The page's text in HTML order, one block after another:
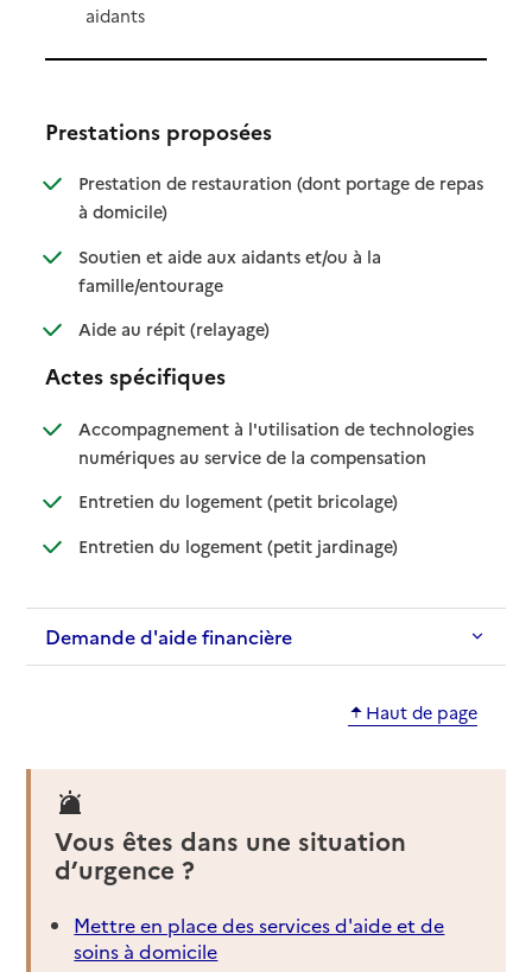
aidants
Prestations proposées
Prestation de restauration (dont portage de repas
à domicile): disponible
: non disponible
Soutien et aide aux aidants et/ou à la
famille/entourage: disponible
: non disponible
Aide au répit (relayage): disponible
: non disponible
Actes spécifiques
Accompagnement à l'utilisation de technologies
numériques au service de la compensation: disponible
: non disponible
Entretien du logement (petit bricolage): disponible
: non disponible
Entretien du logement (petit jardinage): disponible
: non disponible
Demande d'aide financière
Haut de page
Vous êtes dans une situation
d’urgence ?
Mettre en place des services d'aide et de
soins à domicile